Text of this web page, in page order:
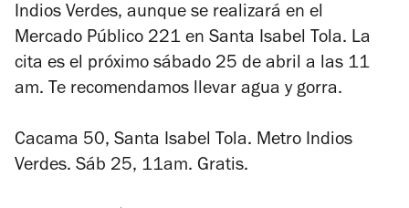
Indios Verdes, aunque se realizará en el
Mercado Público 221 en Santa Isabel Tola. La
cita es el próximo sábado 25 de abril a las 11
am. Te recomendamos llevar agua y gorra.
Cacama 50, Santa Isabel Tola. Metro Indios
Verdes. Sáb 25, 11am. Gratis.